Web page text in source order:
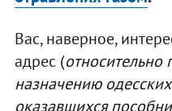
Вас, наверное,
адрес (относительно
назначению
оказавшихся